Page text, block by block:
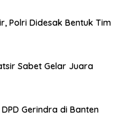
Polri Didesak Bentuk Tim
Sabet Gelar Juara
Gerindra di Banten